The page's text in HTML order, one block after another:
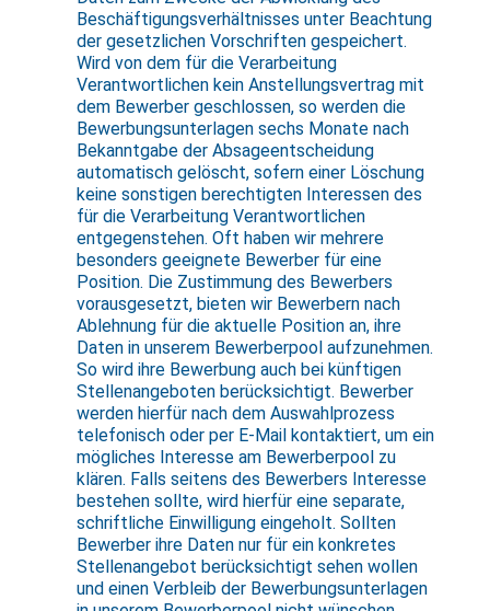
Beschäftigungsverhältnisses unter Beachtung
der gesetzlichen Vorschriften gespeichert.
Wird von dem für die Verarbeitung
Verantwortlichen kein Anstellungsvertrag mit
dem Bewerber geschlossen, so werden die
Bewerbungsunterlagen sechs Monate nach
Bekanntgabe der Absageentscheidung
automatisch gelöscht, sofern einer Löschung
keine sonstigen berechtigten Interessen des
für die Verarbeitung Verantwortlichen
entgegenstehen. Oft haben wir mehrere
besonders geeignete Bewerber für eine
Position. Die Zustimmung des Bewerbers
vorausgesetzt, bieten wir Bewerbern nach
Ablehnung für die aktuelle Position an, ihre
Daten in unserem Bewerberpool aufzunehmen.
So wird ihre Bewerbung auch bei künftigen
Stellenangeboten berücksichtigt. Bewerber
werden hierfür nach dem Auswahlprozess
telefonisch oder per E-Mail kontaktiert, um ein
mögliches Interesse am Bewerberpool zu
klären. Falls seitens des Bewerbers Interesse
bestehen sollte, wird hierfür eine separate,
schriftliche Einwilligung eingeholt. Sollten
Bewerber ihre Daten nur für ein konkretes
Stellenangebot berücksichtigt sehen wollen
und einen Verbleib der Bewerbungsunterlagen